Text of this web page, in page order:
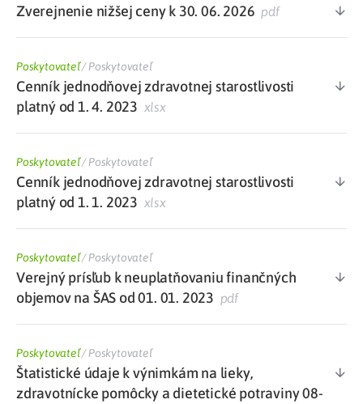
Zverejnenie nižšej ceny k 30. 06. 2026 pdf
Poskytovateľ/Poskytovateľ
Cenník jednodňovej zdravotnej starostlivosti
platný od 1. 4. 2023 xlsx
Poskytovateľ/Poskytovateľ
Cenník jednodňovej zdravotnej starostlivosti
platný od 1. 1. 2023 xlsx
Poskytovateľ/Poskytovateľ
Verejný prísľub k neuplatňovaniu finančných
objemov na ŠAS od 01. 01. 2023 pdf
Poskytovateľ/Poskytovateľ
Štatistické údaje k výnimkám na lieky,
zdravotnícke pomôcky a dietetické potraviny 08-